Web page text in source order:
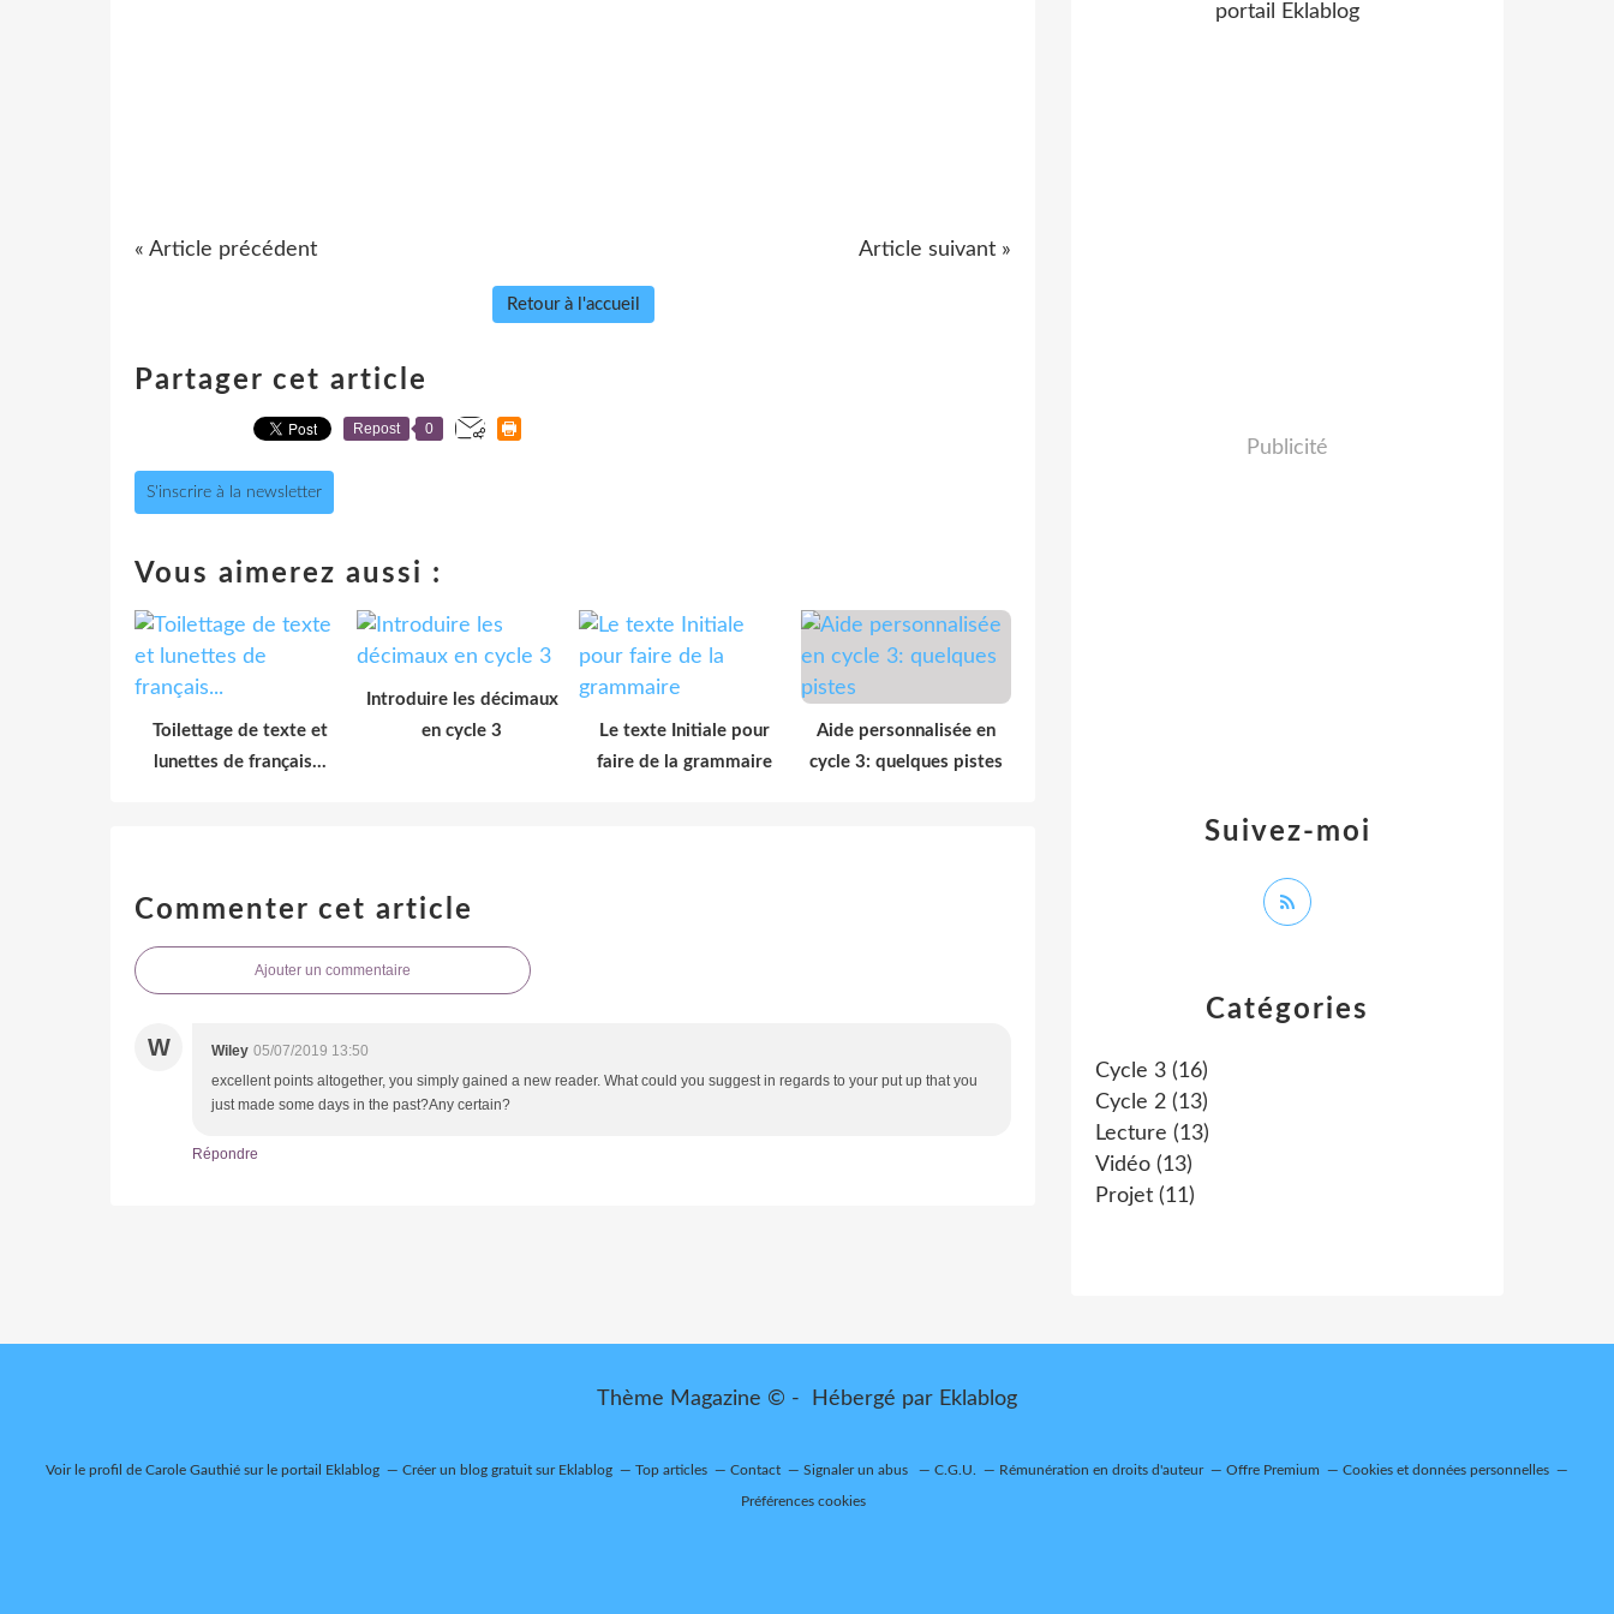
« Article précédent Article suivant »
Retour à l'accueil
Partager cet article
Repost 0
S'inscrire à la newsletter
Vous aimerez aussi :
Toilettage de texte et
lunettes de français...
Introduire les décimaux
en cycle 3
Le texte Initiale pour
faire de la grammaire
Aide personnalisée en
cycle 3: quelques pistes
Commenter cet article
Ajouter un commentaire
W Wiley 05/07/2019 13:50
excellent points altogether, you simply gained a new reader. What could you suggest in regards to your put up that you
just made some days in the past?Any certain?
Répondre
Catégories
Cycle 3 (16)
Cycle 2 (13)
Lecture (13)
Vidéo (13)
Projet (11)
Suivez-moi
portail Eklablog
Publicité
Thème Magazine © - Hébergé par Eklablog
Voir le profil de Carole Gauthié sur le portail Eklablog Créer un blog gratuit sur Eklablog Top articles Contact Signaler un abus C.G.U. Rémunération en droits d'auteur Offre Premium Cookies et données personnelles
Préférences cookies